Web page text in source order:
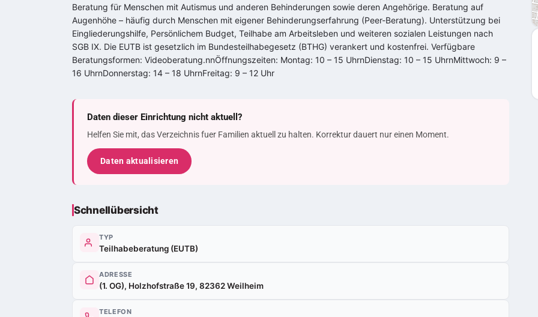
Beratung für Menschen mit Autismus und anderen Behinderungen sowie deren Angehörige. Beratung auf
Augenhöhe – häufig durch Menschen mit eigener Behinderungserfahrung (Peer-Beratung). Unterstützung bei
Eingliederungshilfe, Persönlichem Budget, Teilhabe am Arbeitsleben und weiteren sozialen Leistungen nach
SGB IX. Die EUTB ist gesetzlich im Bundesteilhabegesetz (BTHG) verankert und kostenfrei. Verfügbare
Beratungsformen: Videoberatung.nnÖffnungszeiten: Montag: 10 – 15 UhrnDienstag: 10 – 15 UhrnMittwoch: 9 –
16 UhrnDonnerstag: 14 – 18 UhrnFreitag: 9 – 12 Uhr
Daten dieser Einrichtung nicht aktuell?
Helfen Sie mit, das Verzeichnis fuer Familien aktuell zu halten. Korrektur dauert nur einen Moment.
Daten aktualisieren
Schnellübersicht
TYP
Teilhabeberatung (EUTB)
ADRESSE
(1. OG), Holzhofstraße 19, 82362 Weilheim
TELEFON